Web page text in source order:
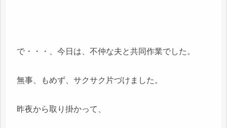
で・・・、今日は、不仲な夫と共同作業でした。
無事、もめず、サクサク片づけました。
昨夜から取り掛かって、